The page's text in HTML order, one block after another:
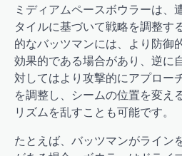
ミディアムペースボウラーは、
タイルに基づいて戦略を調整す
的なバッツマンには、より防御
効果的である場合があり、逆に
対してはより攻撃的にアプロー
を調整し、シームの位置を変え
リズムを乱すことも可能です。
たとえば、バッツマンがライン